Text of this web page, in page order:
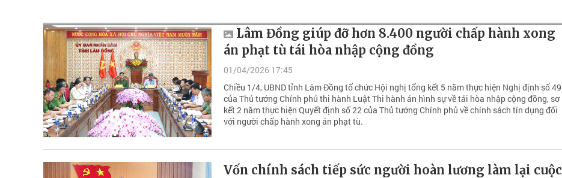
Lâm Đồng giúp đỡ hơn 8.400 người chấp hành xong
án phạt tù tái hòa nhập cộng đồng
01/04/2026 17:45
Chiều 1/4, UBND tỉnh Lâm Đồng tổ chức Hội nghị tổng kết 5 năm thực hiện Nghị định số 49
của Thủ tướng Chính phủ thi hành Luật Thi hành án hình sự về tái hòa nhập cộng đồng, sơ
kết 2 năm thực hiện Quyết định số 22 của Thủ tướng Chính phủ về chính sách tín dụng đối
với người chấp hành xong án phạt tù.
Vốn chính sách tiếp sức người hoàn lương làm lại cuộc